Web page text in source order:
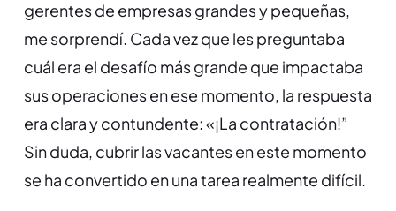
gerentes de empresas grandes y pequeñas,
me sorprendí. Cada vez que les preguntaba
cuál era el desafío más grande que impactaba
sus operaciones en ese momento, la respuesta
era clara y contundente: «¡La contratación!”
Sin duda, cubrir las vacantes en este momento
se ha convertido en una tarea realmente difícil.